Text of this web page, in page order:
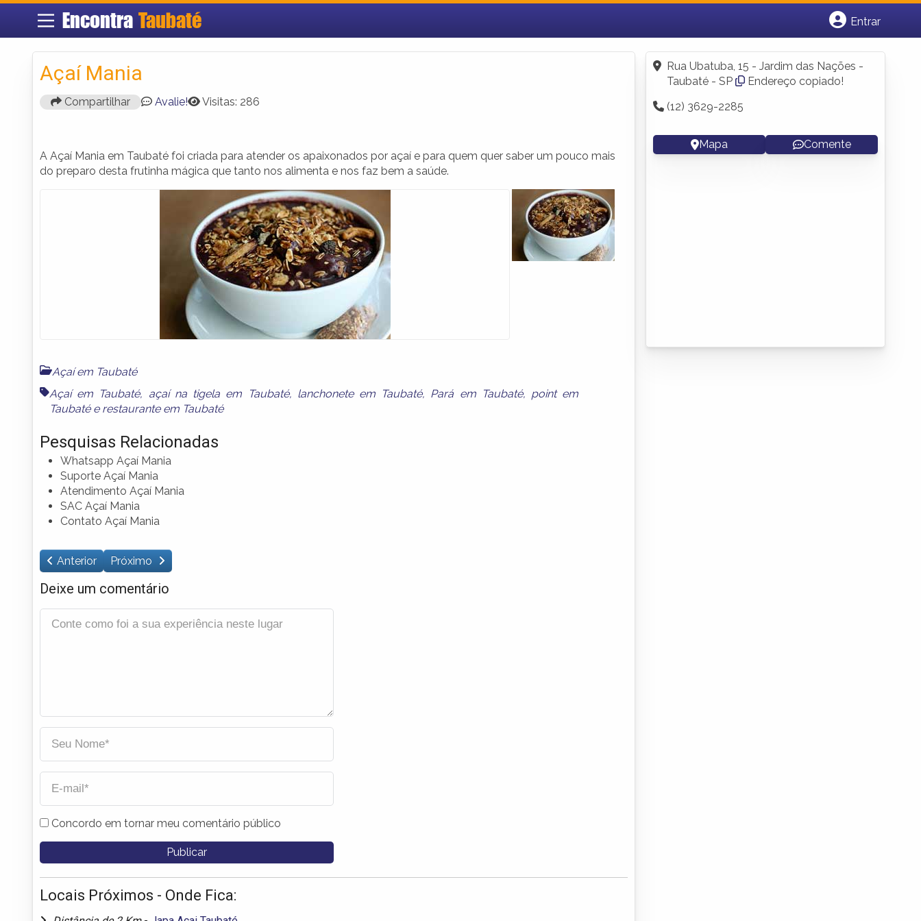
Encontra Taubaté
Entrar
Fazer login
Criar conta
Açaí Mania
Compartilhar Avalie! Visitas: 286
A Açaí Mania em Taubaté foi criada para atender os apaixonados por açaí e para quem quer saber um pouco mais
do preparo desta frutinha mágica que tanto nos alimenta e nos faz bem a saúde.
Açaí em Taubaté
Açaí em Taubaté, açaí na tigela em Taubaté, lanchonete em Taubaté, Pará em Taubaté, point em
Taubatée restaurante em Taubaté
Pesquisas Relacionadas
Whatsapp Açaí Mania
Suporte Açaí Mania
Atendimento Açaí Mania
SAC Açaí Mania
Contato Açaí Mania
Anterior Próximo
Deixe um comentário
Concordo em tornar meu comentário público
Locais Próximos - Onde Fica:
Rua Ubatuba, 15 - Jardim das Nações -
Taubaté - SP
Endereço copiado!
(12) 3629-2285
Mapa Comente